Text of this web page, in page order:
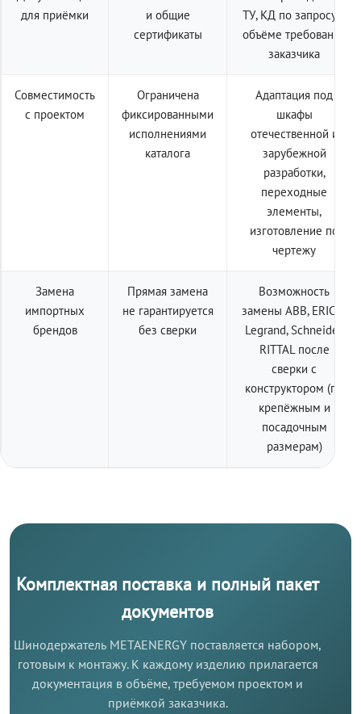
для приёмки
и общие
сертификаты
ТУ, КД по запросу в
объёме требований
заказчика
Совместимость
с проектом
Ограничена
фиксированными
исполнениями
каталога
Адаптация под
шкафы
отечественной и
зарубежной
разработки,
переходные
элементы,
изготовление по
чертежу
Замена
импортных
брендов
Прямая замена
не гарантируется
без сверки
Возможность
замены ABB, ERICO,
Legrand, Schneider,
RITTAL после
сверки с
конструктором (по
крепёжным и
посадочным
размерам)
Комплектная поставка и полный пакет
документов
Шинодержатель METAENERGY поставляется набором,
готовым к монтажу. К каждому изделию прилагается
документация в объёме, требуемом проектом и
приёмкой заказчика.